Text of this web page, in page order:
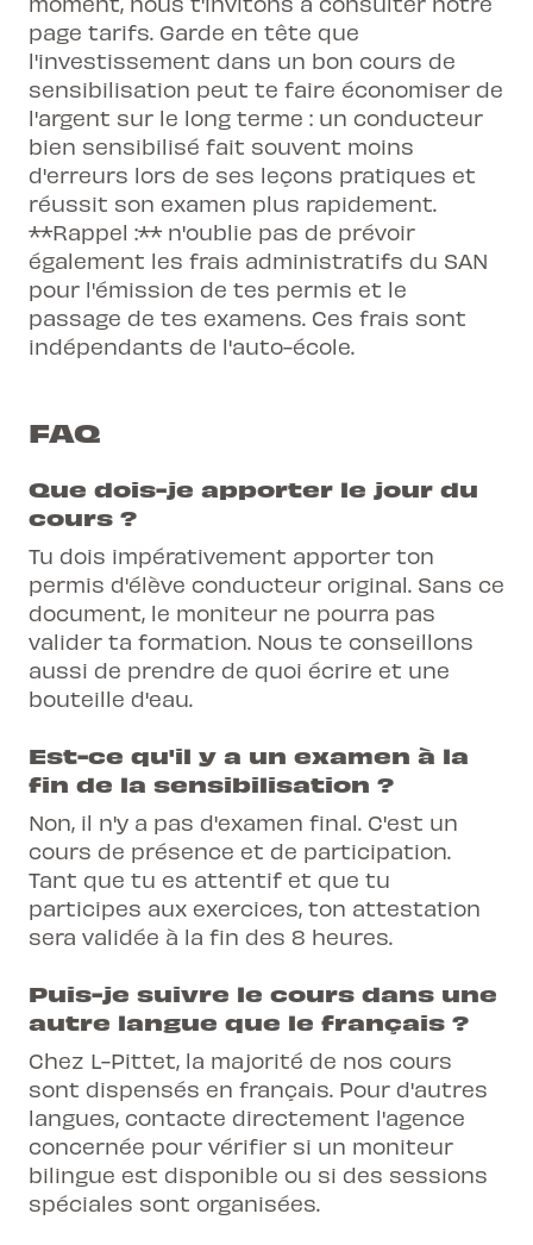
page tarifs. Garde en tête que
l'investissement dans un bon cours de
sensibilisation peut te faire économiser de
l'argent sur le long terme : un conducteur
bien sensibilisé fait souvent moins
d'erreurs lors de ses leçons pratiques et
réussit son examen plus rapidement.
**Rappel :** n'oublie pas de prévoir
également les frais administratifs du SAN
pour l'émission de tes permis et le
passage de tes examens. Ces frais sont
indépendants de l'auto-école.
FAQ
Que dois-je apporter le jour du
cours ?
Tu dois impérativement apporter ton
permis d'élève conducteur original. Sans ce
document, le moniteur ne pourra pas
valider ta formation. Nous te conseillons
aussi de prendre de quoi écrire et une
bouteille d'eau.
Est-ce qu'il y a un examen à la
fin de la sensibilisation ?
Non, il n'y a pas d'examen final. C'est un
cours de présence et de participation.
Tant que tu es attentif et que tu
participes aux exercices, ton attestation
sera validée à la fin des 8 heures.
Puis-je suivre le cours dans une
autre langue que le français ?
Chez L-Pittet, la majorité de nos cours
sont dispensés en français. Pour d'autres
langues, contacte directement l'agence
concernée pour vérifier si un moniteur
bilingue est disponible ou si des sessions
spéciales sont organisées.